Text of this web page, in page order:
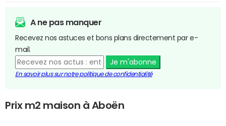
A ne pas manquer
Recevez nos astuces et bons plans directement par e-
mail.
Je m'abonne
En savoir plus sur notre politique de confidentialité
Prix m2 maison à Aboën